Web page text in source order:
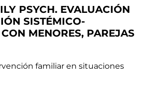
PSYCH. EVALUACIÓN
SISTÉMICO-
MENORES, PAREJAS
familiar en situaciones